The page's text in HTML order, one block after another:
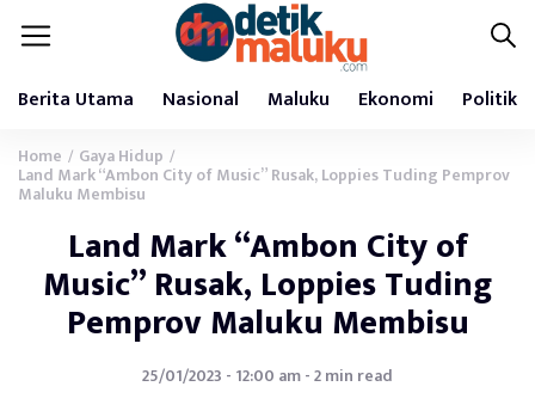
Berita Utama Nasional Maluku Ekonomi Politik
Home / Gaya Hidup /
Land Mark “Ambon City of Music” Rusak, Loppies Tuding Pemprov
Maluku Membisu
Land Mark “Ambon City of
Music” Rusak, Loppies Tuding
Pemprov Maluku Membisu
25/01/2023 - 12:00 am - 2 min read